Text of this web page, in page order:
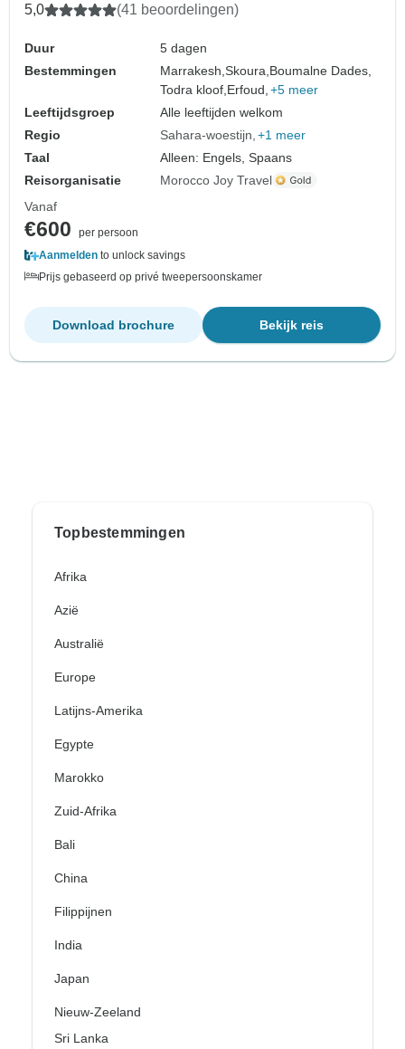
5,0 (41 beoordelingen)
Duur
5 dagen
Bestemmingen
Marrakesh,Skoura, Boumalne Dades,
Todra kloof, Erfoud, +5 meer
Leeftijdsgroep
Alle leeftijden welkom
Regio
Sahara-woestijn +1 meer
Taal
Alleen: Engels, Spaans
Reisorganisatie
Morocco Joy Travel
Vanaf
€600
per persoon
Aanmelden to unlock savings
Prijs gebaseerd op privé tweepersoonskamer
Bekijk reis
Download brochure
Topbestemmingen
Afrika
Azië
Australië
Europe
Latijns-Amerika
Egypte
Marokko
Zuid-Afrika
Bali
China
Filippijnen
India
Japan
Nieuw-Zeeland
Sri Lanka